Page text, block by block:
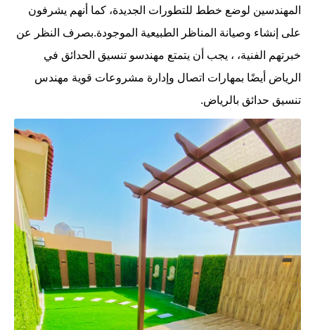
المهندسين لوضع خطط للتطورات الجديدة، كما أنهم يشرفون
على إنشاء وصيانة المناظر الطبيعية الموجودة.بصرف النظر عن
خبرتهم الفنية، ، يجب أن يتمتع مهندسو تنسيق الحدائق في
الرياض أيضًا بمهارات اتصال وإدارة مشروعات قوية مهندس
تنسيق حدائق بالرياض.